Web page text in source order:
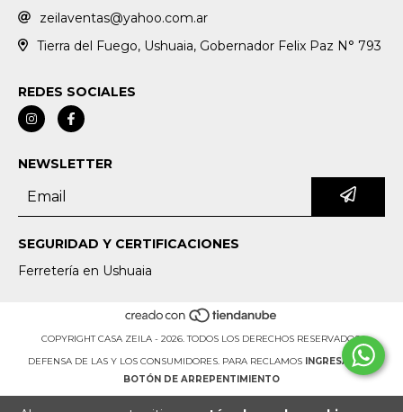
zeilaventas@yahoo.com.ar
Tierra del Fuego, Ushuaia, Gobernador Felix Paz N° 793
REDES SOCIALES
NEWSLETTER
SEGURIDAD Y CERTIFICACIONES
Ferretería en Ushuaia
COPYRIGHT CASA ZEILA - 2026. TODOS LOS DERECHOS RESERVADOS.
DEFENSA DE LAS Y LOS CONSUMIDORES. PARA RECLAMOS
INGRESÁ ACÁ.
BOTÓN DE ARREPENTIMIENTO